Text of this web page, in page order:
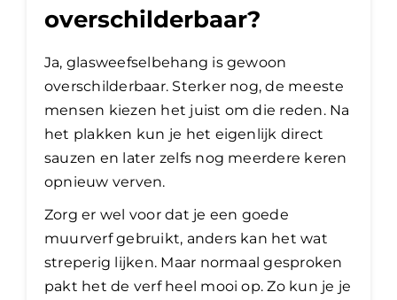
overschilderbaar?
Ja, glasweefselbehang is gewoon
overschilderbaar. Sterker nog, de meeste
mensen kiezen het juist om die reden. Na
het plakken kun je het eigenlijk direct
sauzen en later zelfs nog meerdere keren
opnieuw verven.
Zorg er wel voor dat je een goede
muurverf gebruikt, anders kan het wat
streperig lijken. Maar normaal gesproken
pakt het de verf heel mooi op. Zo kun je je